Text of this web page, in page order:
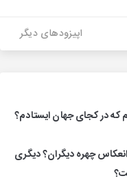
اپیزودهای دیگر
که در کجای جهان ایستادم؟
چهره دیگران؟ دیگری